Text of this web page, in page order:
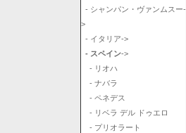
- シャンパン・ヴァンムスー-
>
- イタリア->
- スペイン->
- リオハ
- ナバラ
- ペネデス
- リベラ デル ドゥエロ
- プリオラート